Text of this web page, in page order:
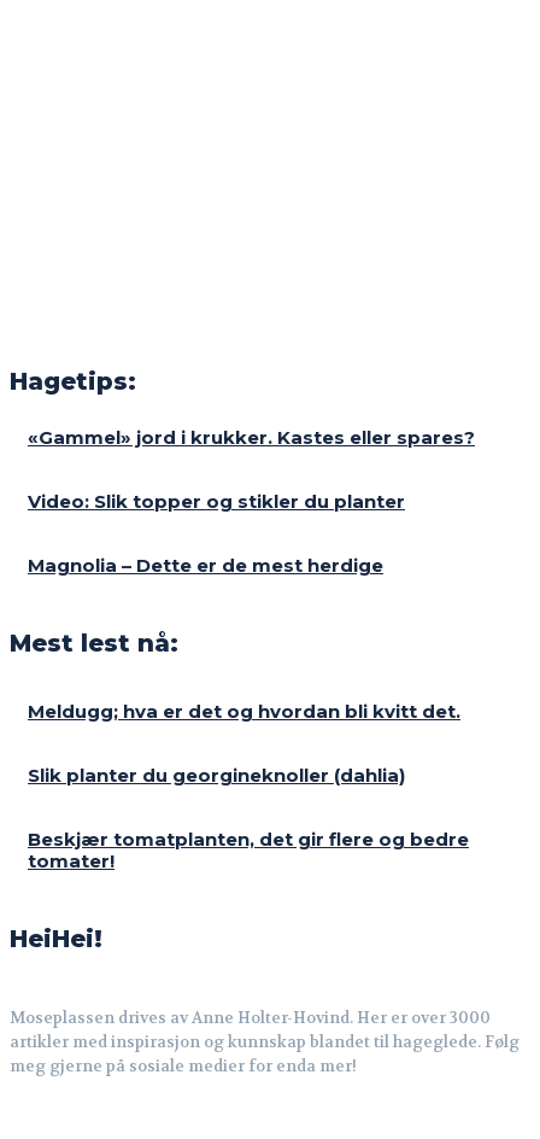
Hagetips:
«Gammel» jord i krukker. Kastes eller spares?
Video: Slik topper og stikler du planter
Magnolia – Dette er de mest herdige
Mest lest nå:
Meldugg; hva er det og hvordan bli kvitt det.
Slik planter du georgineknoller (dahlia)
Beskjær tomatplanten, det gir flere og bedre
tomater!
HeiHei!
Moseplassen drives av Anne Holter-Hovind. Her er over 3000
artikler med inspirasjon og kunnskap blandet til hageglede. Følg
meg gjerne på sosiale medier for enda mer!